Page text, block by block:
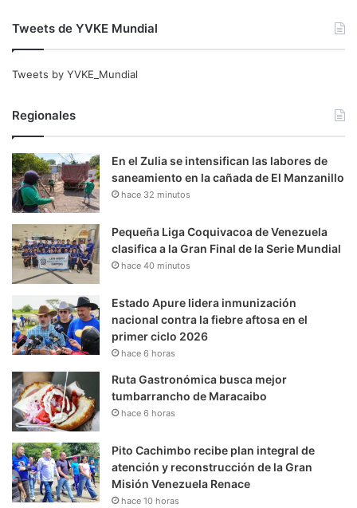
Tweets de YVKE Mundial
Tweets by YVKE_Mundial
Regionales
En el Zulia se intensifican las labores de
saneamiento en la cañada de El Manzanillo
hace 32 minutos
Pequeña Liga Coquivacoa de Venezuela
clasifica a la Gran Final de la Serie Mundial
hace 40 minutos
Estado Apure lidera inmunización
nacional contra la fiebre aftosa en el
primer ciclo 2026
hace 6 horas
Ruta Gastronómica busca mejor
tumbarrancho de Maracaibo
hace 6 horas
Pito Cachimbo recibe plan integral de
atención y reconstrucción de la Gran
Misión Venezuela Renace
hace 10 horas